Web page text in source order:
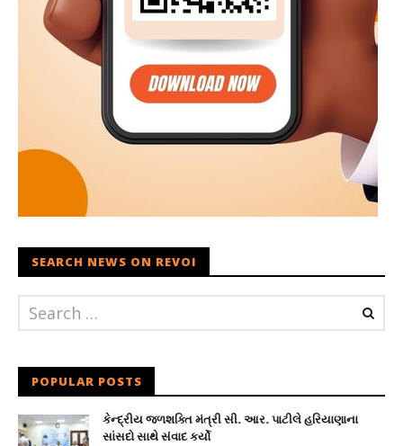
SEARCH NEWS ON REVOI
POPULAR POSTS
કેન્દ્રીય જળશક્તિ મંત્રી સી. આર. પાટીલે હરિયાણાના
સાંસદો સાથે સંવાદ કર્યો